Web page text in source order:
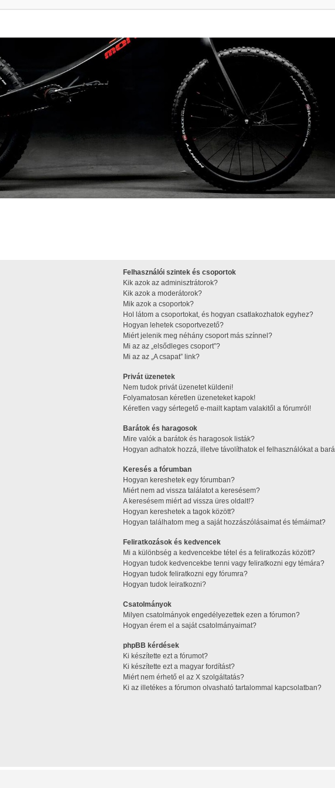
Felhasználói szintek és csoportok
Kik azok az adminisztrátorok?
Kik azok a moderátorok?
Mik azok a csoportok?
Hol látom a csoportokat, és hogyan csatlakozhatok egyhez?
Hogyan lehetek csoportvezető?
Miért jelenik meg néhány csoport más színnel?
Mi az az „elsődleges csoport”?
Mi az az „A csapat” link?
Privát üzenetek
Nem tudok privát üzenetet küldeni!
Folyamatosan kéretlen üzeneteket kapok!
Kéretlen vagy sértegető e-mailt kaptam valakitől a fórumról!
Barátok és haragosok
Mire valók a barátok és haragosok listák?
Hogyan adhatok hozzá, illetve távolíthatok el felhasználókat a
Keresés a fórumban
Hogyan kereshetek egy fórumban?
Miért nem ad vissza találatot a keresésem?
A keresésem miért ad vissza üres oldalt!?
Hogyan kereshetek a tagok között?
Hogyan találhatom meg a saját hozzászólásaimat és témáimat?
Feliratkozások és kedvencek
Mi a különbség a kedvencekbe tétel és a feliratkozás között?
Hogyan tudok kedvencekbe tenni vagy feliratkozni egy témára?
Hogyan tudok feliratkozni egy fórumra?
Hogyan tudok leiratkozni?
Csatolmányok
Milyen csatolmányok engedélyezettek ezen a fórumon?
Hogyan érem el a saját csatolmányaimat?
phpBB kérdések
Ki készítette ezt a fórumot?
Ki készítette ezt a magyar fordítást?
Miért nem érhető el az X szolgáltatás?
Ki az illetékes a fórumon olvasható tartalommal kapcsolatban?